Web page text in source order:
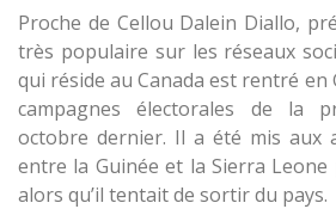
Proche de Cellou Dalein Diallo,
très populaire sur les réseaux
qui réside au Canada est rentré en
campagnes électorales de la
octobre dernier. Il a été mis aux
entre la Guinée et la Sierra
alors qu’il tentait de sortir du pays.